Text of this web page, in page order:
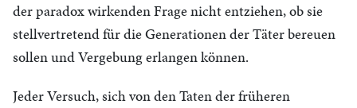
der paradox wirkenden Frage nicht entziehen, ob sie
stellvertretend für die Generationen der Täter bereuen
sollen und Vergebung erlangen können.
Jeder Versuch, sich von den Taten der früheren